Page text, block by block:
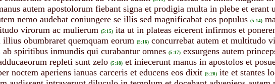
autem apostolorum fiebant signa et prodigia multa in plebe et erant
nemo audebat coniungere se illis sed magnificabat eos populus (5:14)
virorum ac mulierum (5:15) ita ut in plateas eicerent infirmos et
obumbraret quemquam eorum
(5:16) concurrebat autem et multitudo
ab spiritibus inmundis qui curabantur omnes (5:17) exsurgens autem
repleti sunt zelo (5:18) et iniecerunt manus in apostolos et
noctem aperiens ianuas carceris et educens eos dixit (5:20) ite et stantes